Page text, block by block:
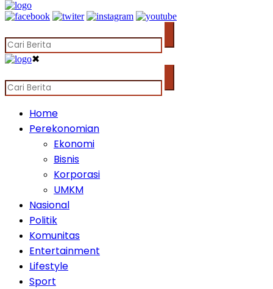
✖
Home
Perekonomian
Ekonomi
Bisnis
Korporasi
UMKM
Nasional
Politik
Komunitas
Entertainment
Lifestyle
Sport